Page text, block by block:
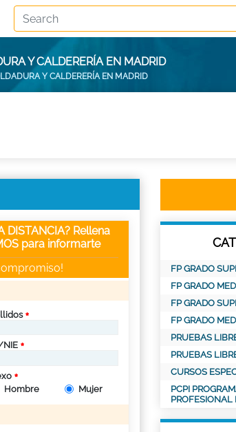
Y CALDERERÍA EN MADRID
Y CALDERERÍA EN MADRID
Rellena
para informarte
NIE
Hombre
Mujer
FP GRADO
FP GRADO
FP GRADO
FP GRADO
PRUEBAS
PRUEBAS
CURSOS
PCPI
PROFESIONAL